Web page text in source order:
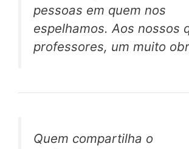
pessoas em quem nos
espelhamos. Aos nossos
professores, um muito
Quem compartilha o